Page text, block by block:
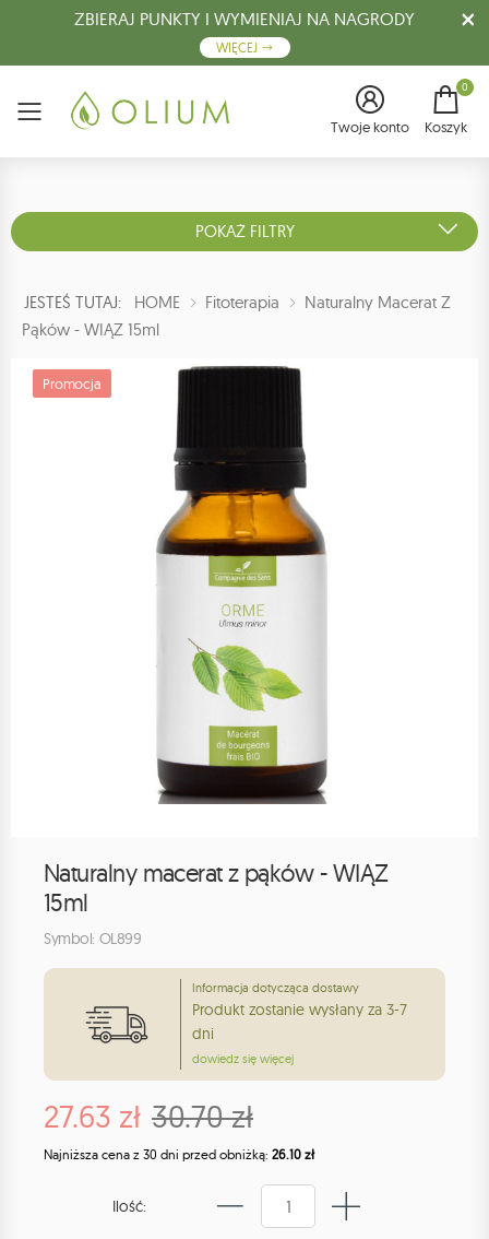
ZBIERAJ PUNKTY I WYMIENIAJ NA NAGRODY
WIĘCEJ
Menu Twoje konto
0
Koszyk
POKAŻ FILTRY
JESTEŚ TUTAJ: HOME Fitoterapia
Naturalny Macerat Z
Pąków - WIĄZ 15ml
Promocja
Naturalny macerat z pąków - WIĄZ
15ml
Symbol: OL899
Informacja dotycząca dostawy
Produkt zostanie wysłany za 3-7
dni
dowiedz się więcej
27.63 zł 30.70 zł
Najniższa cena z 30 dni przed obniżką: 26.10 zł
Ilość: